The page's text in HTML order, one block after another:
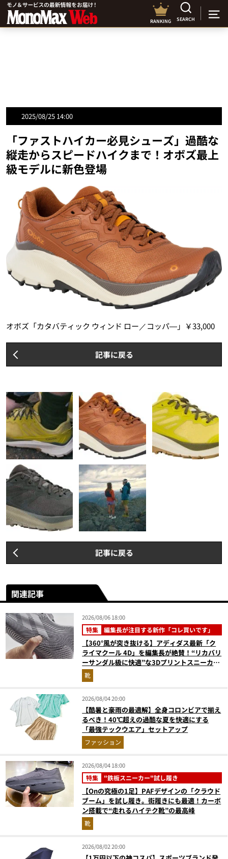
RANKING SEARCH
2025/08/25 14:00
「ファストハイカー必見シューズ」過酷な
縦走からスピードハイクまで！オボズ最上
級モデルに新色登場
オボズ「カタバティック ウィンド ロー／コッパ―」￥33,000
記事に戻る
記事に戻る
関連記事
2026/08/06 18:00
特集 編集長が注目する新作「コレ買いです」
【360°風が突き抜ける】アディダス最新「ク
ライマクール 4D」を編集長が絶賛！“リカバリ
ーサンダル級に快適”な3Dプリントスニーカー
『コレ買いです』Vol.173
靴
2026/08/04 20:00
【酷暑と豪雨の最適解】全身コロンビアで揃え
るべき！40℃超えの過酷な夏を快適にする
「最強テックウエア」セットアップ
ファッション
2026/08/04 18:00
特集 "鉄板スニーカー"試し履き
【Onの究極の1足】PAFデザインの「クラウド
ブーム」を試し履き。街履きにも最適！カーボ
ン搭載で“走れるハイテク靴”の最高峰
靴
2026/08/02 20:00